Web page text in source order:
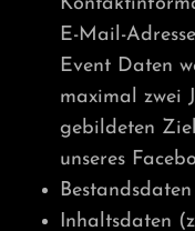
E-Mail-
Event Daten
maximal zwei
gebildeten
unseres
Inhaltsdaten